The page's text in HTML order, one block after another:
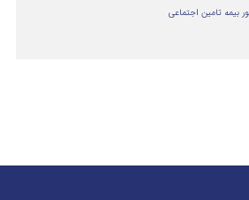
بیمه تامین اجتماعی